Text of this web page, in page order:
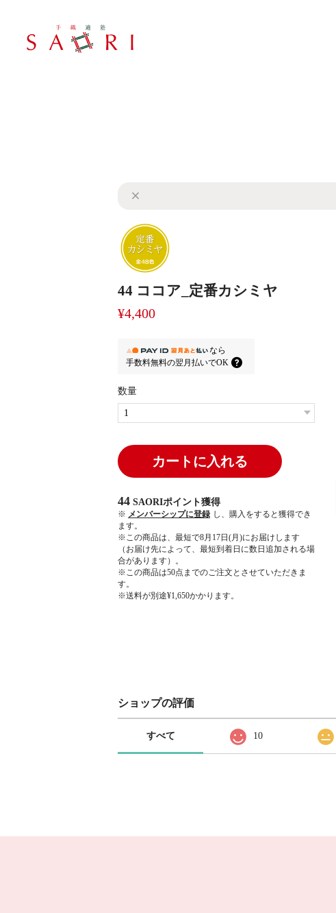
44 ココア_定番カシミヤ
¥4,400
なら
手数料無料の翌月払いでOK
数量
カートに入れる
44 SAORIポイント獲得
※ メンバーシップに登録 し、購入をすると獲得でき
ます。
※この商品は、最短で8月17日(月)にお届けします
（お届け先によって、最短到着日に数日追加される場
合があります）。
※この商品は50点までのご注文とさせていただきま
す。
※送料が別途¥1,650かかります。
ショップの評価
すべて 10